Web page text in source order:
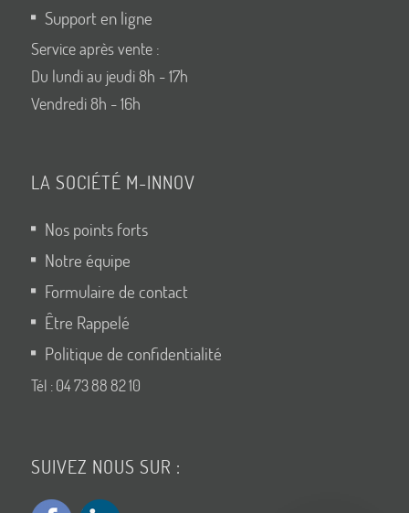
Support en ligne
Service après vente :
Du lundi au jeudi 8h - 17h
Vendredi 8h - 16h
LA SOCIÉTÉ M-INNOV
Nos points forts
Notre équipe
Formulaire de contact
Être Rappelé
Politique de confidentialité
Tél : 04 73 88 82 10
SUIVEZ NOUS SUR :